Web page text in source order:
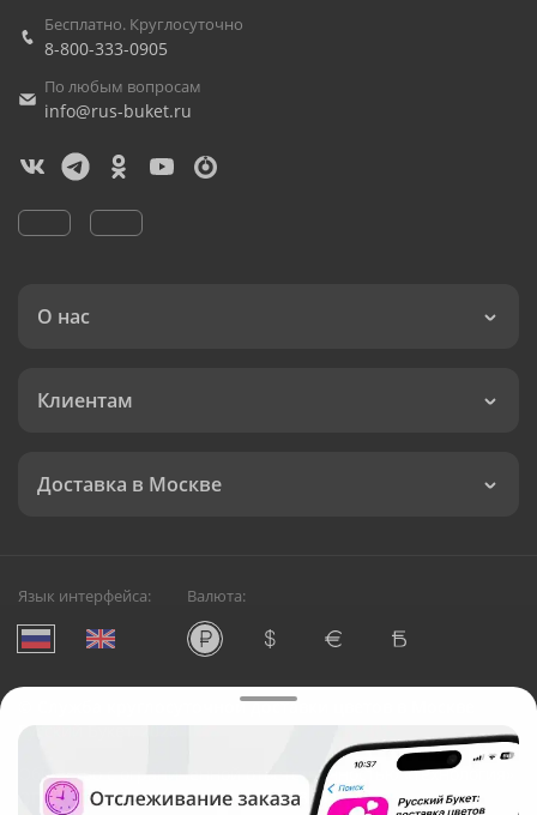
Бесплатно. Круглосуточно
8-800-333-0905
По любым вопросам
info@rus-buket.ru
О нас
Клиентам
Доставка в Москве
Язык интерфейса: Валюта:
Служба круглосуточной доставки цветов в Москве
Русский Букет, 2026
Общество с ограниченной ответственностью «Технология»
ОГРН: 1195476081745, ИНН: 5410081997